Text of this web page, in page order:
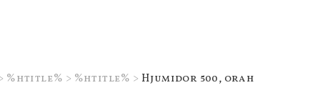
%htitle% > %htitle% > Hjumidor 500, orah